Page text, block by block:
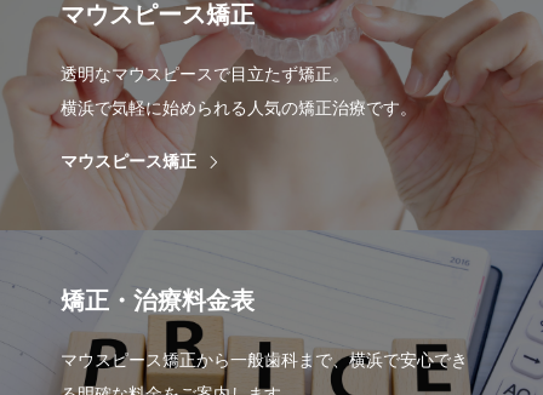
マウスピース矯正
透明なマウスピースで目立たず矯正。
横浜で気軽に始められる人気の矯正治療です。
マウスピース矯正
矯正・治療料金表
マウスピース矯正から一般歯科まで、横浜で安心でき